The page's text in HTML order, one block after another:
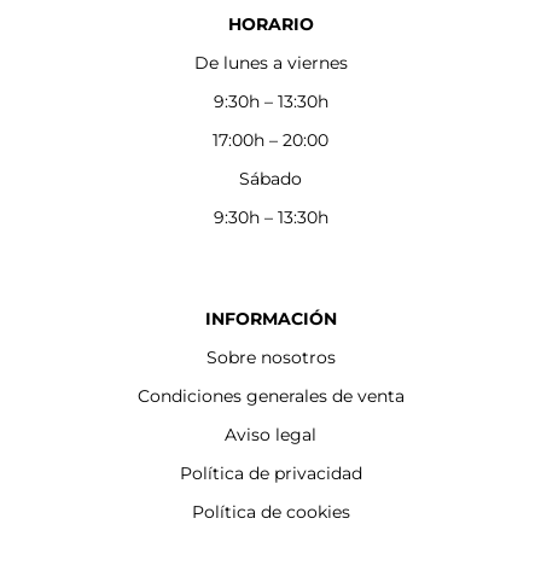
HORARIO
De lunes a viernes
9:30h – 13:30h
17:00h – 20:00
Sábado
9:30h – 13:30h
INFORMACIÓN
Sobre nosotros
Condiciones generales de venta
Aviso legal
Política de privacidad
Política de cookies